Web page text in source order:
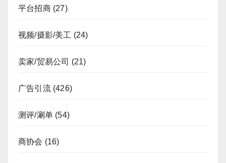
平台招商(27)
视频/摄影/美工 (24)
卖家/贸易公司 (21)
广告引流(426)
测评/涮单 (54)
商协会 (16)